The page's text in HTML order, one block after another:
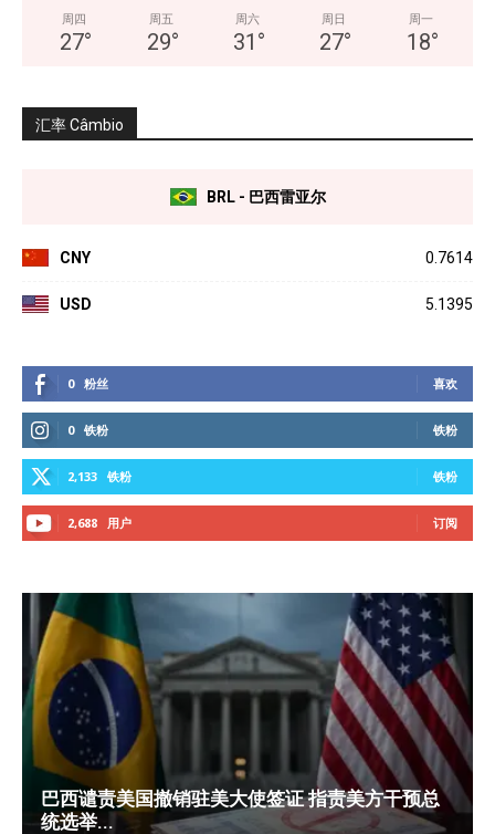
周四
27°
周五
29°
周六
31 °
周日
27°
周一
18°
汇率 Câmbio
BRL - 巴西雷亚尔
CNY 0.7614
USD 5.1395
0 粉丝 喜欢
0 铁粉 铁粉
2,133 铁粉 铁粉
2,688 用户 订阅
巴西谴责美国撤销驻美大使签证 指责美方干预总
统选举...